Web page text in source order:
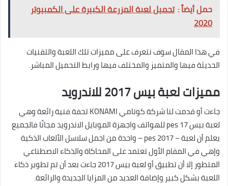
حمل أيضاً : تحميل لعبة المزرعة الكبيرة على الكمبيوتر
2020
في هذا المقال سوف نتعرف على مميزات تلك اللعبة والتقنيات
الحديثة فيها والمتميز والمختلف فيها ورابط التحميل المباشر.
مميزات لعبة بيس 2017 للاندرويد
جاءت أو قدمت لنا شركة كونامي KONAMI تحفة فنية رائعة وهي
لعبة بيس pes 17 للهواتف واجهزة الموبايل الاندرويد مجانًا فالجميع
يعلم أن لعبة – pes 2017 – واحدة من اجمل سلاسل الألعاب الذكية
وإهي في المقام الأول تعتمد على المحاكاة والذكاء الاصطناعي
المتطور إلا أن تطبيق أو لعبة بيس 2017 جاءت بعد أن تم تطوير ذكاء
اللعبة بشكل كبير وإضافة العديد من المزايا الجديدة والرائعة.